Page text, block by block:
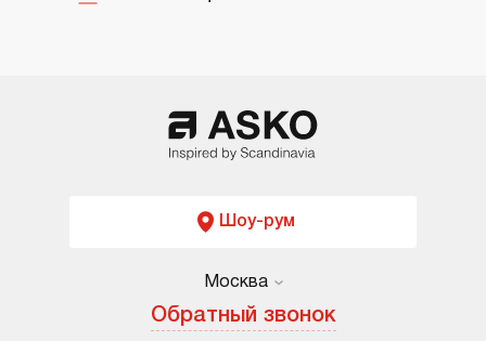
Шоу-рум
Москва
Обратный звонок
Москва